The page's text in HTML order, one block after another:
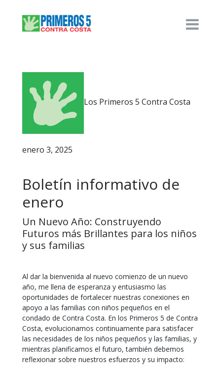
Los Primeros 5 Contra Costa
enero 3, 2025
Boletín informativo de
enero
Un Nuevo Año: Construyendo
Futuros más Brillantes para los niños
y sus familias
Al dar la bienvenida al nuevo comienzo de un nuevo
año, me llena de esperanza y entusiasmo las
oportunidades de fortalecer nuestras conexiones en
apoyo a las familias con niños pequeños en el
condado de Contra Costa. En los Primeros 5 de Contra
Costa, evolucionamos continuamente para satisfacer
las necesidades de los niños pequeños y las familias, y
mientras planificamos el futuro, también debemos
reflexionar sobre nuestros esfuerzos y su impacto: